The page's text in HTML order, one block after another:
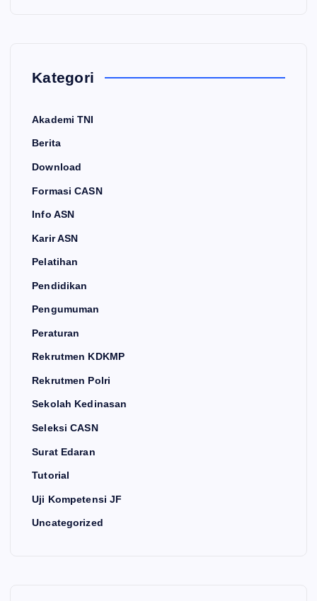
Kategori
Akademi TNI
Berita
Download
Formasi CASN
Info ASN
Karir ASN
Pelatihan
Pendidikan
Pengumuman
Peraturan
Rekrutmen KDKMP
Rekrutmen Polri
Sekolah Kedinasan
Seleksi CASN
Surat Edaran
Tutorial
Uji Kompetensi JF
Uncategorized